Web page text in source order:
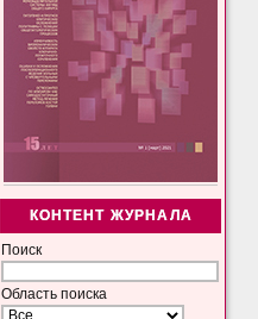
КОНТЕНТ ЖУРНАЛА
Поиск
Область поиска